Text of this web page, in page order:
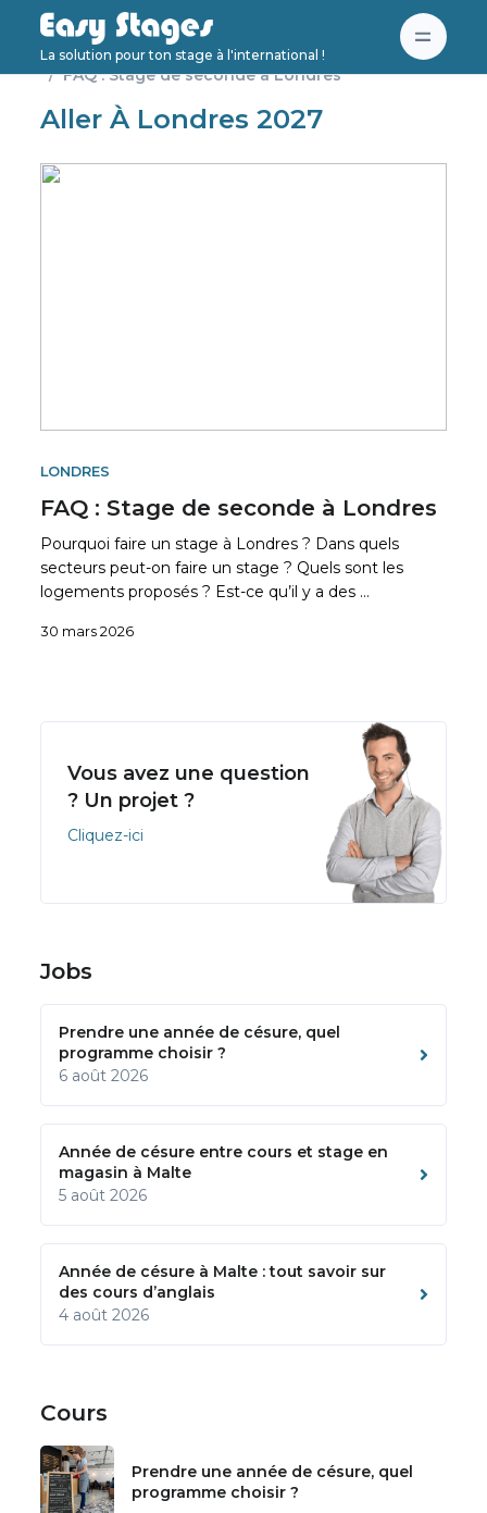
La solution pour ton stage à l'international !
Accueil
Londres
FAQ : Stage de seconde à Londres
Aller À Londres 2027
LONDRES
FAQ : Stage de seconde à Londres
Pourquoi faire un stage à Londres ? Dans quels
secteurs peut-on faire un stage ? Quels sont les
logements proposés ? Est-ce qu’il y a des …
30 mars 2026
Vous avez une question
? Un projet ?
Cliquez-ici
Jobs
Prendre une année de césure, quel
programme choisir ?
6 août 2026
Année de césure entre cours et stage en
magasin à Malte
5 août 2026
Année de césure à Malte : tout savoir sur
des cours d’anglais
4 août 2026
Cours
Prendre une année de césure, quel
programme choisir ?